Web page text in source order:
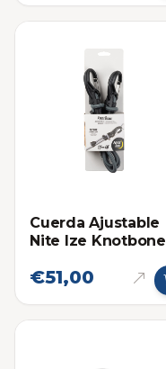
Cuerda Ajustable
Nite Ize Knotbone
Bloqueo Larga
€51,00